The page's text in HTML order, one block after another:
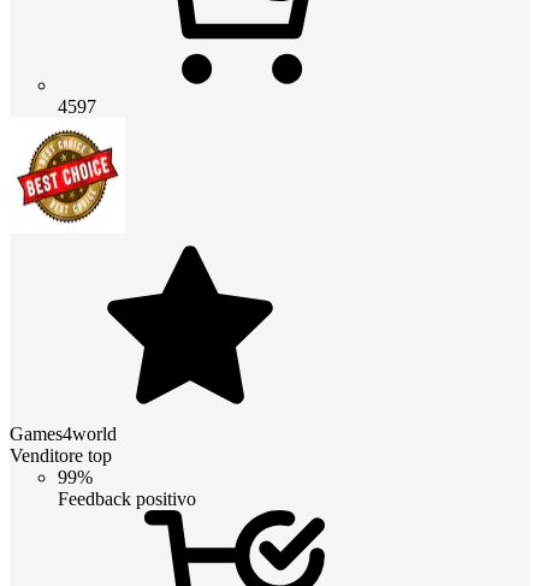
4597
Games4world
Venditore top
99%
Feedback positivo